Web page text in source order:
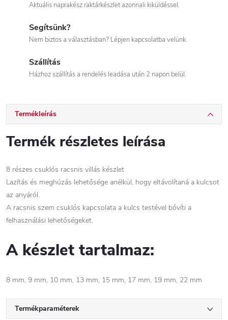
Aktuális naprakész raktárkészlet azonnali kiküldéssel.
Segítsünk?
Nem biztos a választásban? Lépjen kapcsolatba velünk.
Szállítás
Házhoz szállítás a rendelés leadása után 2 napon belül.
Termékleírás
Termék részletes leírása
8 részes csuklós racsnis villás készlet
Lazítás és meghúzás lehetősége anélkül, hogy eltávolítaná a kulcsot
az anyáról.
A racsnis szem csuklós kapcsolata a kulcs testével bővíti a
felhasználási lehetőségeket.
A készlet tartalmaz:
8 mm, 9 mm, 10 mm, 13 mm, 15 mm, 17 mm, 19 mm, 22 mm
Termékparaméterek